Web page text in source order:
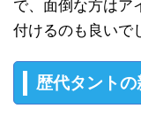
で、面倒な方はア
付けるのも良いで
歴代タント